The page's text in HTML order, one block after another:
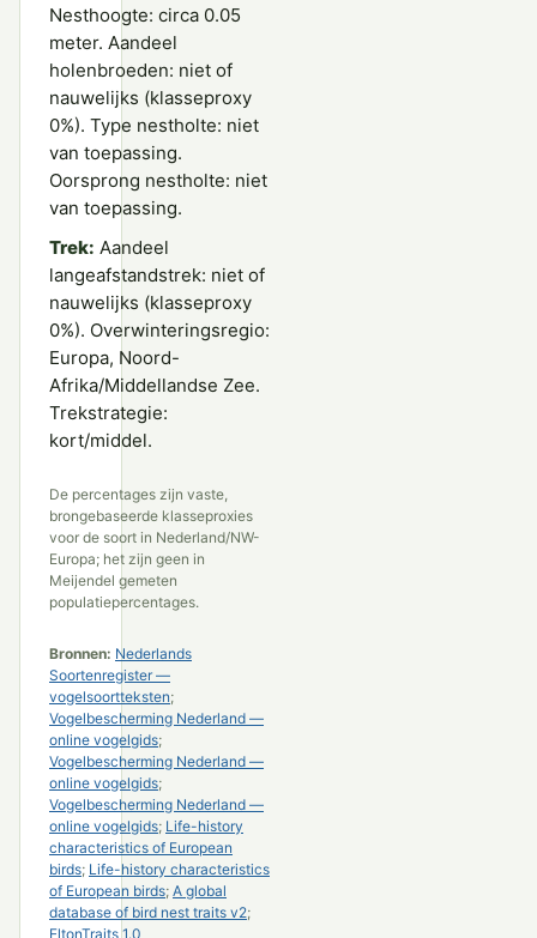
Nesthoogte: circa 0.05
meter. Aandeel
holenbroeden: niet of
nauwelijks (klasseproxy
0%). Type nestholte: niet
van toepassing.
Oorsprong nestholte: niet
van toepassing.
Trek: Aandeel
langeafstandstrek: niet of
nauwelijks (klasseproxy
0%). Overwinteringsregio:
Europa, Noord-
Afrika/Middellandse Zee.
Trekstrategie:
kort/middel.
De percentages zijn vaste,
brongebaseerde klasseproxies
voor de soort in Nederland/NW-
Europa; het zijn geen in
Meijendel gemeten
populatiepercentages.
Bronnen: Nederlands
Soortenregister —
vogelsoortteksten;
Vogelbescherming Nederland —
online vogelgids;
Vogelbescherming Nederland —
online vogelgids;
Vogelbescherming Nederland —
online vogelgids; Life-history
characteristics of European
birds; Life-history characteristics
of European birds; A global
database of bird nest traits v2;
EltonTraits 1.0